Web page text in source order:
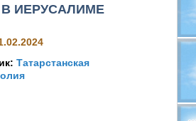
ИЕРУСАЛИМЕ
Татарстанская